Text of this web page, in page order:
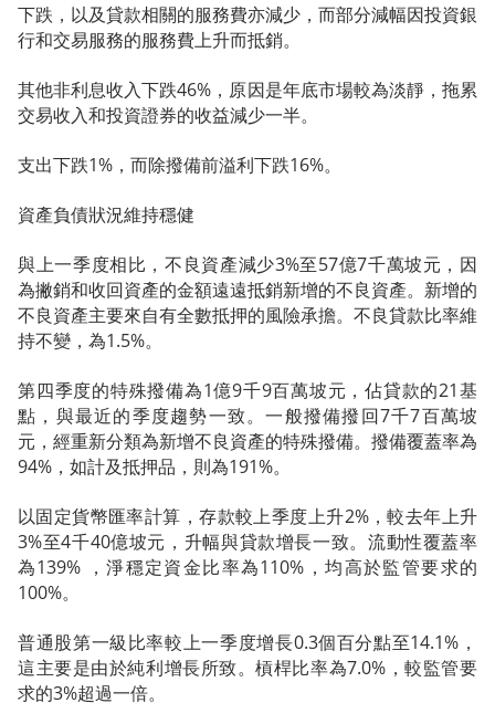
下跌，以及貸款相關的服務費亦減少，而部分減幅因投資銀
行和交易服務的服務費上升而抵銷。
其他非利息收入下跌46%，原因是年底市場較為淡靜，拖累
交易收入和投資證券的收益減少一半。
支出下跌1%，而除撥備前溢利下跌16%。
資產負債狀況維持穩健
與上一季度相比，不良資產減少3%至57億7千萬坡元，因
為撇銷和收回資產的金額遠遠抵銷新增的不良資產。新增的
不良資產主要來自有全數抵押的風險承擔。不良貸款比率維
持不變，為1.5%。
第四季度的特殊撥備為1億9千9百萬坡元，佔貸款的21基
點，與最近的季度趨勢一致。一般撥備撥回7千7百萬坡
元，經重新分類為新增不良資產的特殊撥備。撥備覆蓋率為
94%，如計及抵押品，則為191%。
以固定貨幣匯率計算，存款較上季度上升2%，較去年上升
3%至4千40億坡元，升幅與貸款增長一致。流動性覆蓋率
為139% ，淨穩定資金比率為110%，均高於監管要求的
100%。
普通股第一級比率較上一季度增長0.3個百分點至14.1%，
這主要是由於純利增長所致。槓桿比率為7.0%，較監管要
求的3%超過一倍。